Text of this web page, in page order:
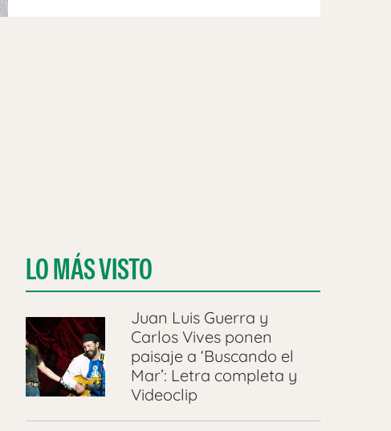
LO MÁS VISTO
Juan Luis Guerra y
Carlos Vives ponen
paisaje a ‘Buscando el
Mar’: Letra completa y
Videoclip